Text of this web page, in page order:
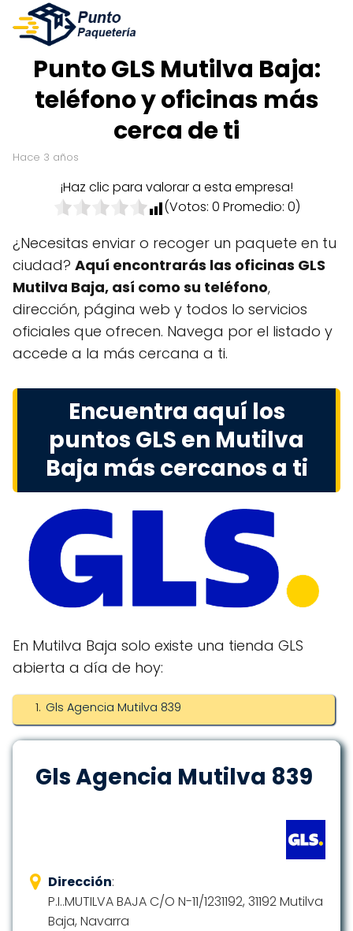
Punto GLS Mutilva Baja:
teléfono y oficinas más
cerca de ti
hace 3 años
¡Haz clic para valorar a esta empresa!
(Votos: 0 Promedio: 0)
¿Necesitas enviar o recoger un paquete en tu
ciudad? Aquí encontrarás las oficinas GLS
Mutilva Baja, así como su teléfono,
dirección, página web y todos lo servicios
oficiales que ofrecen. Navega por el listado y
accede a la más cercana a ti.
Encuentra aquí los
puntos GLS en Mutilva
Baja más cercanos a ti
En Mutilva Baja solo existe una tienda GLS
abierta a día de hoy:
Gls Agencia Mutilva 839
Gls Agencia Mutilva 839
Dirección:
P.I..MUTILVA BAJA C/O N-11/1231192, 31192 Mutilva
Baja, Navarra